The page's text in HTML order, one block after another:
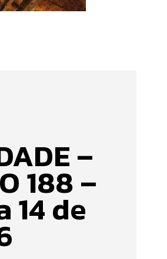
–
188 –
14 de